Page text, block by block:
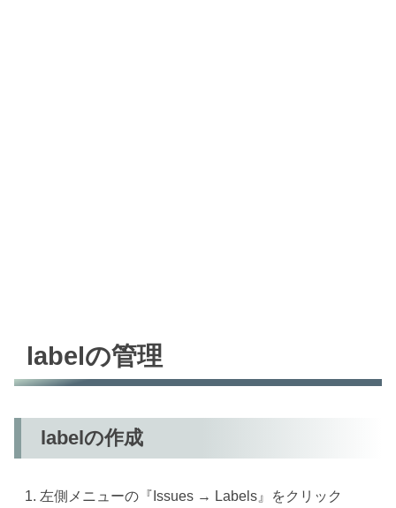
labelの管理
labelの作成
左側メニューの『Issues → Labels』をクリック